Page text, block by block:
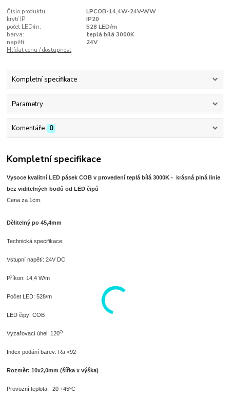
Číslo produktu:
LPCOB-14,4W-24V-WW
krytí IP:
IP20
počet LED/m:
528 LED/m
barva:
teplá bílá 3000K
napětí:
24V
Hlídat cenu / dostupnost
Kompletní specifikace
Parametry
Komentáře 0
Kompletní specifikace
Vysoce kvalitní LED pásek COB v provedení teplá bílá 3000K - krásná plná linie
bez viditelných bodů od LED čipů
Cena za 1cm.
Dělitelný po 45,4mm
Technická specifikace:
Vstupní napětí: 24V DC
Příkon: 14,4 W/m
Počet LED: 528/m
LED čipy: COB
Vyzařovací úhel: 120O
Index podání barev: Ra <92
Rozměr: 10x2,0mm (šířka x výška)
Provozní teplota: -20 +45oC